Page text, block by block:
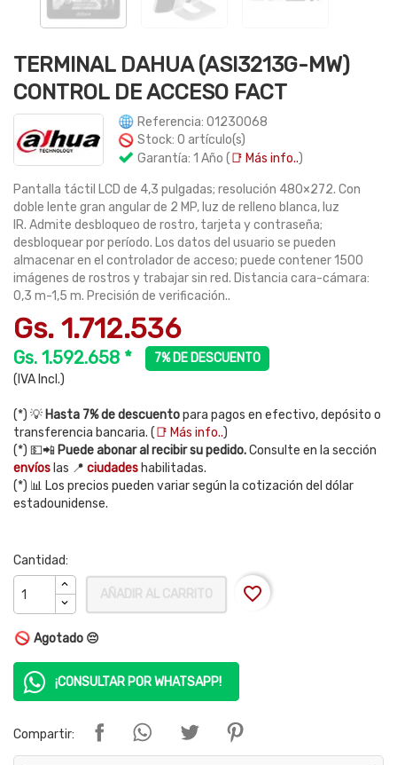
TERMINAL DAHUA (ASI3213G-MW)
CONTROL DE ACCESO FACT
Referencia: 01230068
Stock: 0 artículo(s)
Garantía: 1 Año (📑 Más info..)
Pantalla táctil LCD de 4,3 pulgadas; resolución 480×272. Con
doble lente gran angular de 2 MP, luz de relleno blanca, luz
IR. Admite desbloqueo de rostro, tarjeta y contraseña;
desbloquear por período. Los datos del usuario se pueden
almacenar en el controlador de acceso; puede contener 1500
imágenes de rostros y trabajar sin red. Distancia cara-cámara:
0,3 m-1,5 m. Precisión de verificación..
Gs. 1.712.536
Gs. 1.592.658 *
7% DE DESCUENTO
(IVA Incl.)
(*) 💡 Hasta 7% de descuentopara pagos en efectivo, depósito o
transferencia bancaria. (📑 Más info..)
(*) 💵📲 Puede abonar al recibir su pedido.Consulte en la sección
envíos las 📍 ciudades habilitadas.
(*) 📊 Los precios pueden variar según la cotización del dólar
estadounidense.
Cantidad:
AÑADIR AL CARRITO favorite_border
Agotado 😔
¡CONSULTAR POR WHATSAPP!
Compartir: